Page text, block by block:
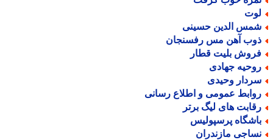
الدین حسینی
آهن مس رفسنجان
بلیت قطار
جهادی
وحیدی
عمومی و اطلاع رسانی
های لیگ برتر
پرسپولیس
مازندران